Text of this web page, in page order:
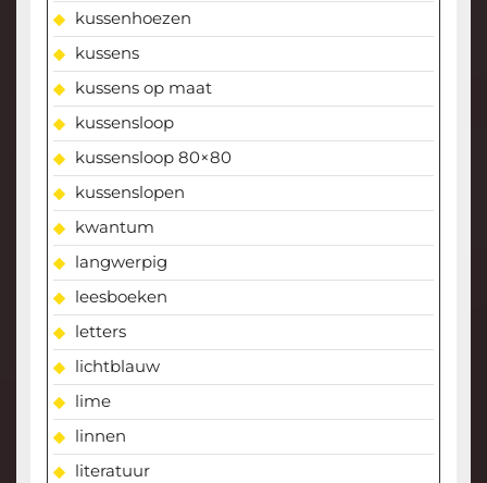
kussenhoezen
kussens
kussens op maat
kussensloop
kussensloop 80×80
kussenslopen
kwantum
langwerpig
leesboeken
letters
lichtblauw
lime
linnen
literatuur